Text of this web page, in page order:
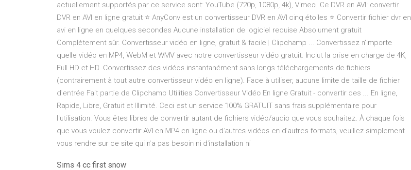
actuellement supportés par ce service sont: YouTube (720p, 1080p, 4k), Vimeo. Ce DVR en AVI: convertir
DVR en AVI en ligne gratuit ⭐ AnyConv est un convertisseur DVR en AVI cinq étoiles ⭐ Convertir fichier dvr en
avi en ligne en quelques secondes Aucune installation de logiciel requise Absolument gratuit
Complètement sûr. Convertisseur vidéo en ligne, gratuit & facile | Clipchamp ... Convertissez n'importe
quelle vidéo en MP4, WebM et WMV avec notre convertisseur vidéo gratuit. Inclut la prise en charge de 4K,
Full HD et HD. Convertissez des vidéos instantanément sans longs téléchargements de fichiers
(contrairement à tout autre convertisseur vidéo en ligne). Face à utiliser, aucune limite de taille de fichier
d'entrée Fait partie de Clipchamp Utilities Convertisseur Vidéo En ligne Gratuit - convertir des ... En ligne,
Rapide, Libre, Gratuit et Illimité. Ceci est un service 100% GRATUIT sans frais supplémentaire pour
l'utilisation. Vous êtes libres de convertir autant de fichiers vidéo/audio que vous souhaitez. À chaque fois
que vous voulez convertir AVI en MP4 en ligne ou d'autres vidéos en d'autres formats, veuillez simplement
vous rendre sur ce site qui n'a pas besoin ni d'installation ni
Sims 4 cc first snow